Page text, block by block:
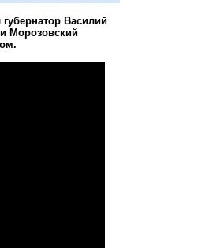
Василий
Морозовский